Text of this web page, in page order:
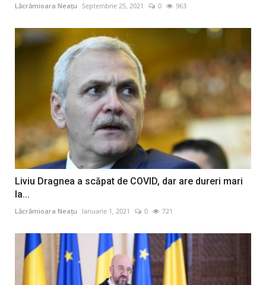
Lăcrămioara Neațu Septembrie 25, 2021 0 963
Liviu Dragnea a scăpat de COVID, dar are dureri mari
la...
Lăcrămioara Neațu Ianuarie 1, 2021 0 721